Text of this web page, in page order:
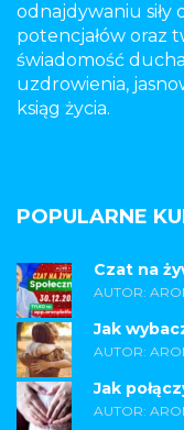
odnajdywaniu siły
potencjałów oraz
świadomość
uzdrowienia,
ksiąg życia.
POPULARNE
Czat na
AUTOR:
Jak
AUTOR:
Jak
AUTOR: